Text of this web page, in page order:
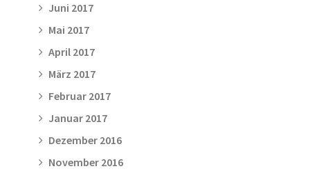
Juni 2017
Mai 2017
April 2017
März 2017
Februar 2017
Januar 2017
Dezember 2016
November 2016